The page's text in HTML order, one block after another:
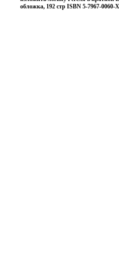
обложка, 192 стр ISBN 5-7967-